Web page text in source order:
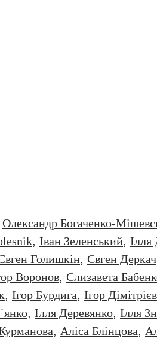
Олександр Богаченко-
, Iван Зеленський, Iлля
Голишкін, Євген Деркач
Воронов, Єлизавета
, Ігор Бурдига, Ігор Дімітрієв
, Ілля Деревянко, Ілля
, Аліса Блінцова,